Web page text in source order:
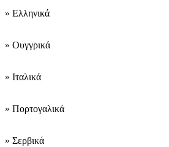
» Ελληνικά
» Ουγγρικά
» Ιταλικά
» Πορτογαλικά
» Σερβικά